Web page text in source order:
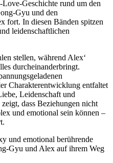
Geschichte rund um den
Gyu und den
fort. In diesen Bänden spitzen
leidenschaftlichen
stellen, während Alex‘
durcheinanderbringt.
Charakterentwicklung entfaltet
Leidenschaft und
dass Beziehungen nicht
und emotional sein können –
und emotional berührende
Gyu und Alex auf ihrem Weg